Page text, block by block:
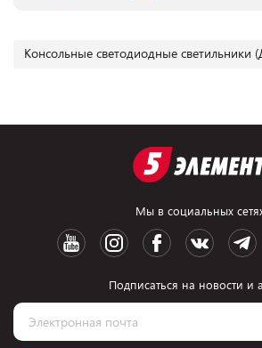
Консольные светодиодные светильники
Мы в социальных
Подписаться на новости и